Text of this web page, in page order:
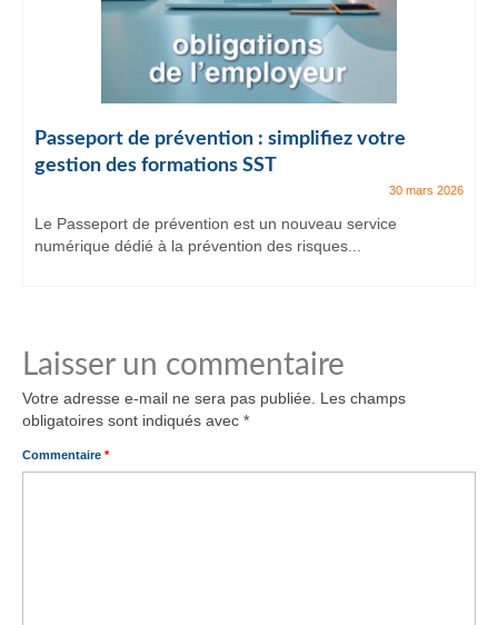
Passeport de prévention : simplifiez votre
gestion des formations SST
30 mars 2026
Le Passeport de prévention est un nouveau service
numérique dédié à la prévention des risques...
Laisser un commentaire
Votre adresse e-mail ne sera pas publiée. Les champs
obligatoires sont indiqués avec *
Commentaire *